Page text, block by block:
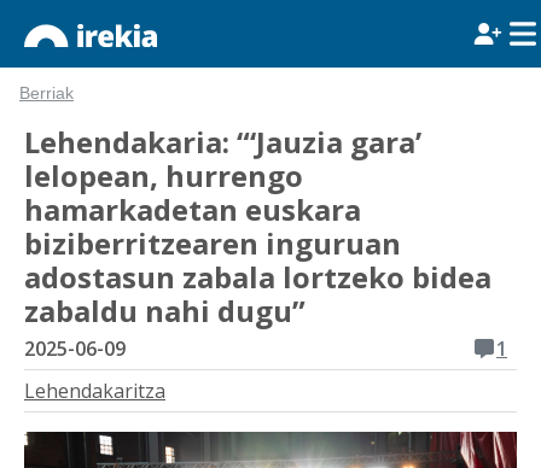
Berriak
Lehendakaria: “‘Jauzia gara’
lelopean, hurrengo
hamarkadetan euskara
biziberritzearen inguruan
adostasun zabala lortzeko bidea
zabaldu nahi dugu”
2025-06-09
1
Lehendakaritza